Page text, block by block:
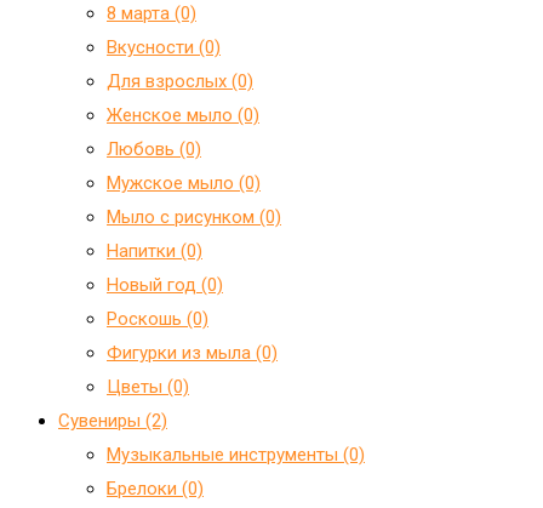
8 марта (0)
Вкусности (0)
Для взрослых (0)
Женское мыло (0)
Любовь (0)
Мужское мыло (0)
Мыло с рисунком (0)
Напитки (0)
Новый год (0)
Роскошь (0)
Фигурки из мыла (0)
Цветы (0)
Сувениры (2)
Mузыкальные инструменты (0)
Брелоки (0)